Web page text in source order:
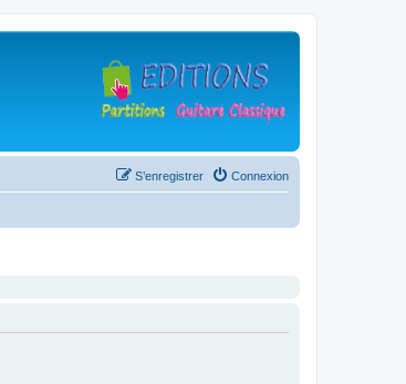
Connexion
S’enregistrer